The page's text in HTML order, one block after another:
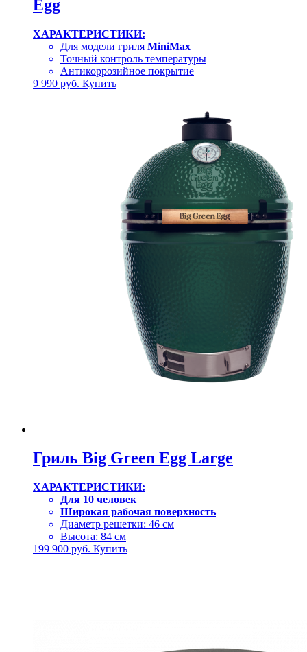
Egg
ХАРАКТЕРИСТИКИ:
Для модели гриля MiniMax
Точный контроль температуры
Антикоррозийное покрытие
9 990 руб. Купить
Гриль Big Green Egg Large
ХАРАКТЕРИСТИКИ:
Для 10 человек
Широкая рабочая поверхность
Диаметр решетки: 46 см
Высота: 84 см
199 900 руб. Купить